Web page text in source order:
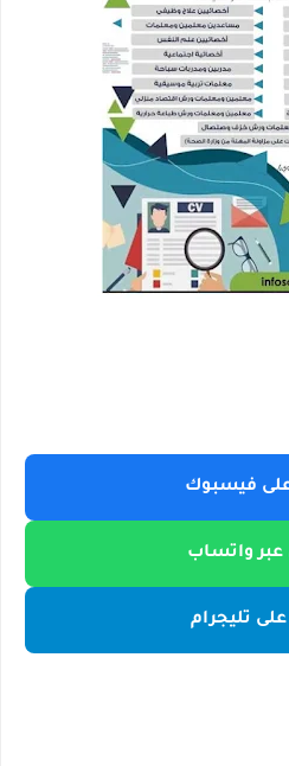
على فيسبوك
واتساب
على تليجرام